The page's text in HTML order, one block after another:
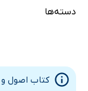
اهداف معاینه بالینی
تکنیک‌های معاینه
دسته‌ها